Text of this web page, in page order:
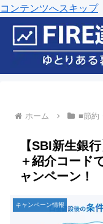
コンテンツへスキップ
ホーム ■節約
【SBI新生銀
＋紹介コード
ャンペーン！
キャンペーン情報